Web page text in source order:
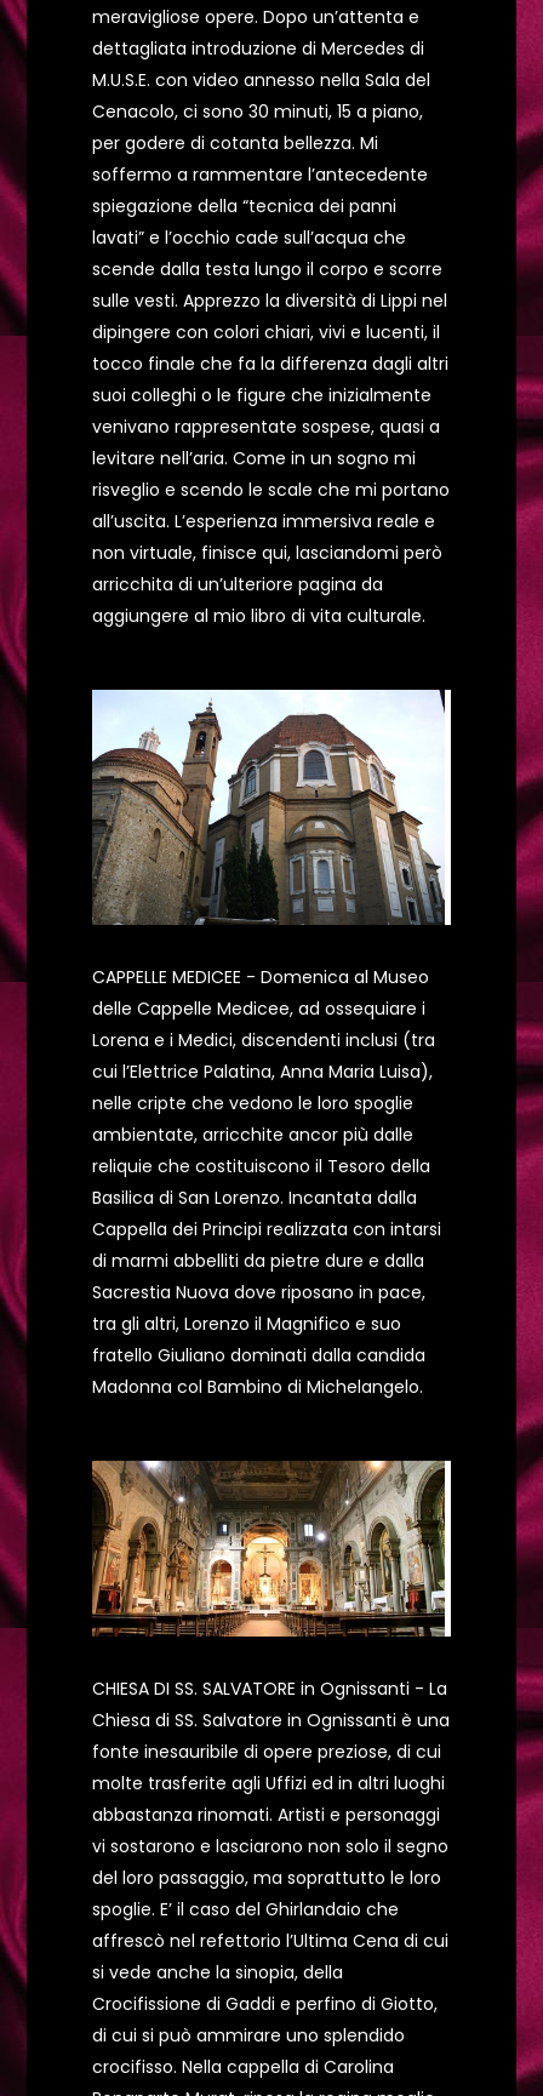
meravigliose opere. Dopo un’attenta e
dettagliata introduzione di Mercedes di
M.U.S.E. con video annesso nella Sala del
Cenacolo, ci sono 30 minuti, 15 a piano,
per godere di cotanta bellezza. Mi
soffermo a rammentare l’antecedente
spiegazione della “tecnica dei panni
lavati” e l’occhio cade sull’acqua che
scende dalla testa lungo il corpo e scorre
sulle vesti. Apprezzo la diversità di Lippi nel
dipingere con colori chiari, vivi e lucenti, il
tocco finale che fa la differenza dagli altri
suoi colleghi o le figure che inizialmente
venivano rappresentate sospese, quasi a
levitare nell’aria. Come in un sogno mi
risveglio e scendo le scale che mi portano
all’uscita. L’esperienza immersiva reale e
non virtuale, finisce qui, lasciandomi però
arricchita di un’ulteriore pagina da
aggiungere al mio libro di vita culturale.
CAPPELLE MEDICEE - Domenica al Museo
delle Cappelle Medicee, ad ossequiare i
Lorena e i Medici, discendenti inclusi (tra
cui l’Elettrice Palatina, Anna Maria Luisa),
nelle cripte che vedono le loro spoglie
ambientate, arricchite ancor più dalle
reliquie che costituiscono il Tesoro della
Basilica di San Lorenzo. Incantata dalla
Cappella dei Principi realizzata con intarsi
di marmi abbelliti da pietre dure e dalla
Sacrestia Nuova dove riposano in pace,
tra gli altri, Lorenzo il Magnifico e suo
fratello Giuliano dominati dalla candida
Madonna col Bambino di Michelangelo.
CHIESA DI SS. SALVATORE in Ognissanti - La
Chiesa di SS. Salvatore in Ognissanti è una
fonte inesauribile di opere preziose, di cui
molte trasferite agli Uffizi ed in altri luoghi
abbastanza rinomati. Artisti e personaggi
vi sostarono e lasciarono non solo il segno
del loro passaggio, ma soprattutto le loro
spoglie. E’ il caso del Ghirlandaio che
affrescò nel refettorio l’Ultima Cena di cui
si vede anche la sinopia, della
Crocifissione di Gaddi e perfino di Giotto,
di cui si può ammirare uno splendido
crocifisso. Nella cappella di Carolina